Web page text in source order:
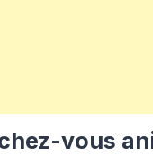
vous